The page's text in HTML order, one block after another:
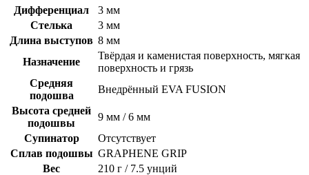
Дифференциал
3 мм
Стелька
3 мм
Длина выступов 8 мм
Назначение
Твёрдая и каменистая поверхность, мягкая
поверхность и грязь
Средняя
подошва
Внедрённый EVA FUSION
Высота средней
подошвы
9 мм / 6 мм
Супинатор
Отсутствует
Сплав подошвы GRAPHENE GRIP
Вес
210 г / 7.5 унций